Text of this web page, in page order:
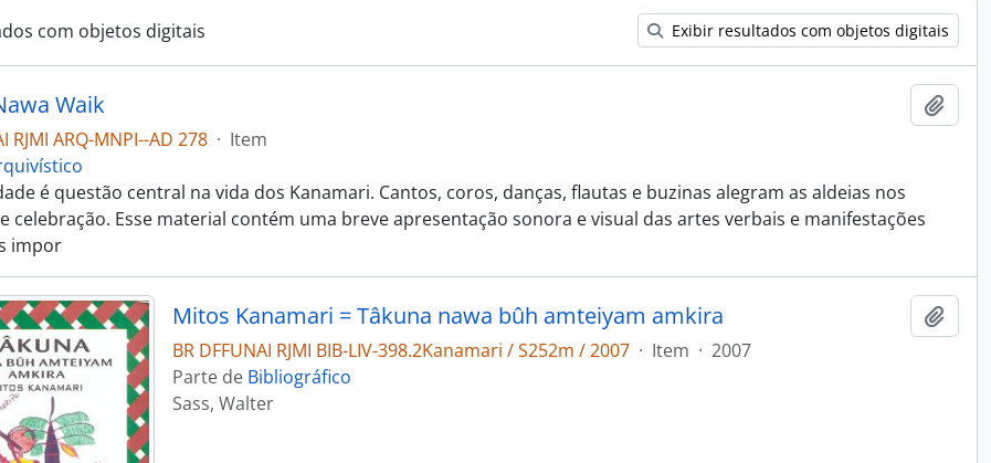
com objetos digitais Exibir resultados com objetos digitais
Waik
RJMI ARQ-MNPI--AD 278 · Item
é questão central na vida dos Kanamari. Cantos, coros, danças, flautas e buzinas alegram as aldeias nos
celebração. Esse material contém uma breve apresentação sonora e visual das artes verbais e manifestações
impor
Mitos Kanamari = Tâkuna nawa bûh amteiyam amkira
BR DFFUNAI RJMI BIB-LIV-398.2Kanamari / S252m / 2007 · Item · 2007
Parte de Bibliográfico
Sass, Walter